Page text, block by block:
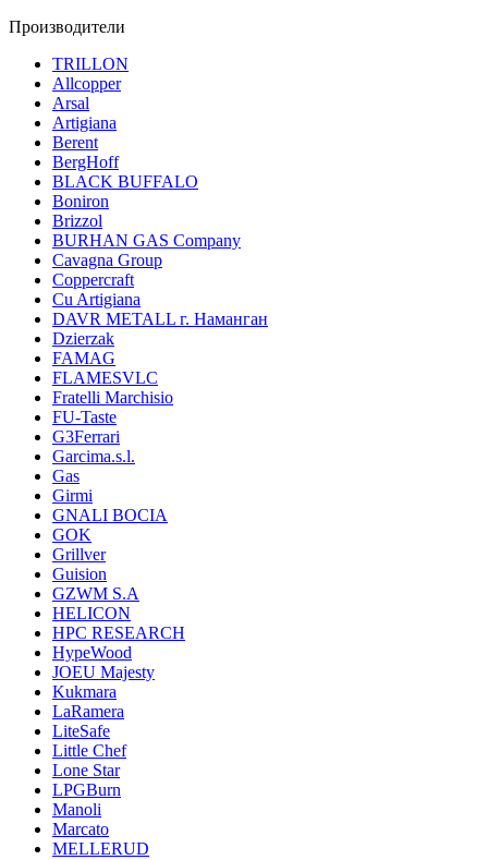
Производители
TRILLON
Allcopper
Arsal
Artigiana
Berent
BergHoff
BLACK BUFFALO
Boniron
Brizzol
BURHAN GAS Company
Cavagna Group
Coppercraft
Cu Artigiana
DAVR METALL г. Наманган
Dzierzak
FAMAG
FLAMESVLC
Fratelli Marchisio
FU-Taste
G3Ferrari
Garcima.s.l.
Gas
Girmi
GNALI BOCIA
GOK
Grillver
Guision
GZWM S.A
HELICON
HPC RESEARCH
HypeWood
JOEU Majesty
Kukmara
LaRamera
LiteSafe
Little Chef
Lone Star
LPGBurn
Manoli
Marcato
MELLERUD